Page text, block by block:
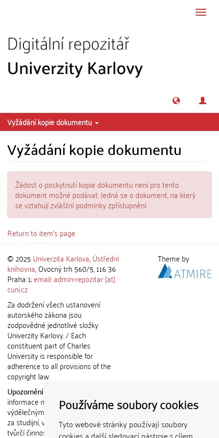
Používáme soubory cookies
Tyto webové stránky používají soubory
Vyžádání kopie dokumentu
Vyžádání kopie dokumentu
Žádost o poskytnutí kopie dokumentu není pro tento
dokument možné podávat. Jedná se o dokument, na který
se vztahují zvláštní podmínky zpřístupnění.
Return to item's page
© 2025 Univerzita Karlova,Ústřední
knihovna, Ovocný trh 560/5, 116 36
Praha 1;email: admin-repozitar [at]
cuni.cz
Za dodržení všech ustanovení
autorského zákona jsou
zodpovědné jednotlivé složky
Univerzity Karlovy. / Each
constituent part of Charles
University is responsible for
adherence to all provisions of the
copyright law.
Upozornění / Notice:
informace nemohou být použity k
výdělečným účelům nebo vydávány
za studijní, vědeckou nebo jinou
tvůrčí činnost jiné osoby než autora.
Theme by